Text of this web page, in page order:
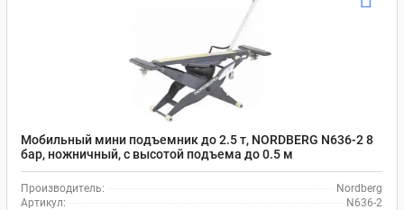
Мобильный мини подъемник до 2.5 т, NORDBERG N636-2 8
бар, ножничный, с высотой подъема до 0.5 м
Производитель:
Nordberg
Артикул:
N636-2